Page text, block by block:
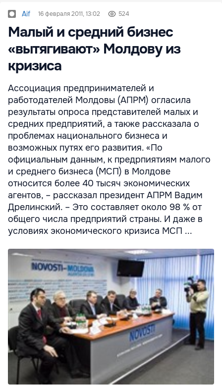
Aif 16 февраля 2011, 13:02 524
Малый и средний бизнес
«вытягивают» Молдову из
кризиса
Ассоциация предпринимателей и
работодателей Молдовы (АПРМ) огласила
результаты опроса представителей малых и
средних предприятий, а также рассказала о
проблемах национального бизнеса и
возможных путях его развития. «По
официальным данным, к предрпиятиям малого
и среднего бизнеса (МСП) в Молдове
относится более 40 тысяч экономических
агентов, – рассказал президент АПРМ Вадим
Дрелинский. – Это составляет около 98 % от
общего числа предприятий страны. И даже в
условиях экономического кризиса МСП ...